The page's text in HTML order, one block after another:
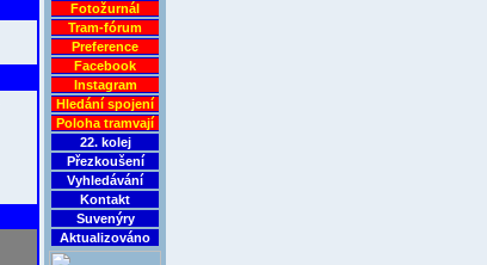
Fotožurnál
Tram-fórum
Preference
Facebook
Instagram
Hledání spojení
Poloha tramvají
22. kolej
Přezkoušení
Vyhledávání
Kontakt
Suvenýry
Aktualizováno